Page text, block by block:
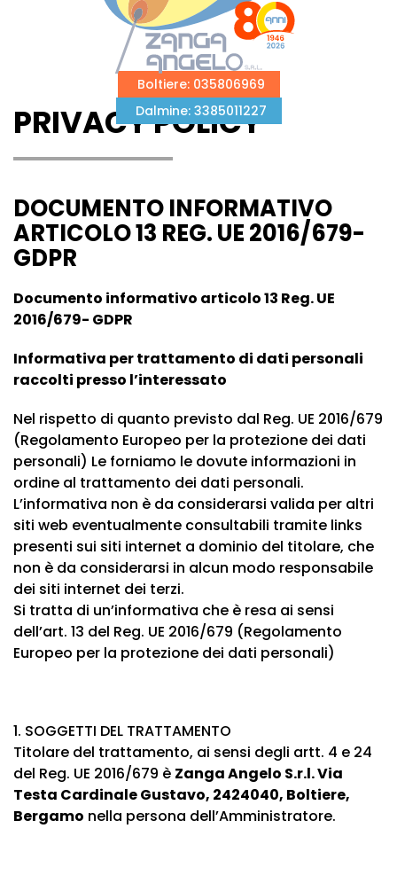
contenuto
principale
Boltiere: 035806969
Dalmine: 3385011227
PRIVACY POLICY
DOCUMENTO INFORMATIVO
ARTICOLO 13 REG. UE 2016/679-
GDPR
Documento informativo articolo 13 Reg. UE
2016/679- GDPR
Informativa per trattamento di dati personali
raccolti presso l’interessato
Nel rispetto di quanto previsto dal Reg. UE 2016/679
(Regolamento Europeo per la protezione dei dati
personali) Le forniamo le dovute informazioni in
ordine al trattamento dei dati personali.
L’informativa non è da considerarsi valida per altri
siti web eventualmente consultabili tramite links
presenti sui siti internet a dominio del titolare, che
non è da considerarsi in alcun modo responsabile
dei siti internet dei terzi.
Si tratta di un’informativa che è resa ai sensi
dell’art. 13 del Reg. UE 2016/679 (Regolamento
Europeo per la protezione dei dati personali)
1. SOGGETTI DEL TRATTAMENTO
Titolare del trattamento, ai sensi degli artt. 4 e 24
del Reg. UE 2016/679 è Zanga Angelo S.r.l.Via
Testa Cardinale Gustavo, 2424040, Boltiere,
Bergamo nella persona dell’Amministratore.